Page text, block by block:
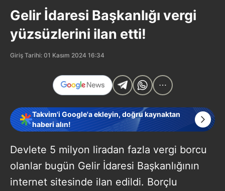
Gelir İdaresi Başkanlığı vergi
yüzsüzlerini ilan etti!
Giriş Tarihi: 01 Kasım 2024 16:34
Takvim'i Google'a ekleyin, doğru kaynaktan
haberi alın!
Devlete 5 milyon liradan fazla vergi borcu
olanlar bugün Gelir İdaresi Başkanlığının
internet sitesinde ilan edildi. Borçlu